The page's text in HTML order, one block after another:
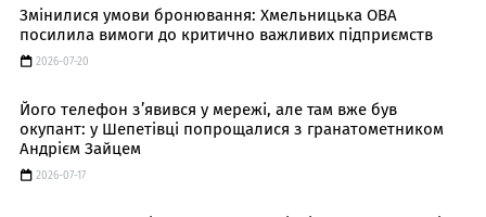
Змінилися умови бронювання: Хмельницька ОВА
посилила вимоги до критично важливих підприємств
2026-07-20
Його телефон з’явився у мережі, але там вже був
окупант: у Шепетівці попрощалися з гранатометником
Андрієм Зайцем
2026-07-17